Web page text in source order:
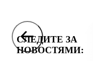
СЛЕДИТЕ ЗА
НОВОСТЯМИ: